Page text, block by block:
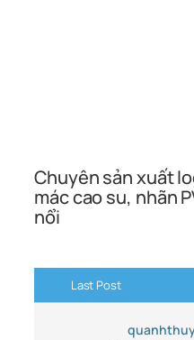
Chuyên sản xuất
mác cao su, nhãn
nổi
Last Post